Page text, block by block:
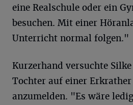
eine Realschule oder ein
besuchen. Mit einer
Unterricht normal folgen."
Kurzerhand versuchte
Tochter auf einer Erkrather
anzumelden. "Es wäre